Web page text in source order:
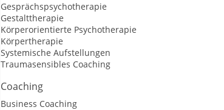
Gesprächspsychotherapie
Gestalttherapie
Körperorientierte Psychotherapie
Körpertherapie
Systemische Aufstellungen
Traumasensibles Coaching
Coaching
Business Coaching